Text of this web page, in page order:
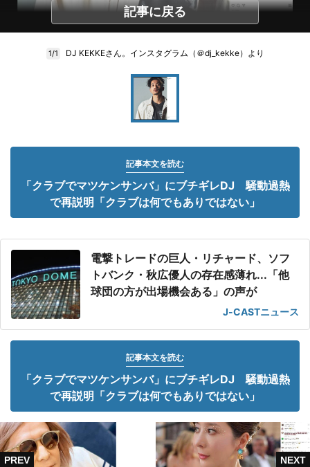
記事に戻る
1/1 DJ KEKKEさん。インスタグラム（＠dj_kekke）より
記事本文を読む
「クラブでマツケンサンバ」にブチギレDJ 騒動過熱
で再説明「クラブは何でもありではない」
電撃トレードの巨人・リチャード、ソフ
トバンク・秋広優人の存在感薄れ...「他
球団の方が出場機会ある」の声が
J-CASTニュース
記事本文を読む
「クラブでマツケンサンバ」にブチギレDJ 騒動過熱
で再説明「クラブは何でもありではない」